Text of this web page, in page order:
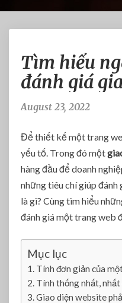
Tìm hiểu
đánh giá
August 23, 2022
Để thiết kế một trang
yếu tố. Trong đó một
hàng đầu để doanh
những tiêu chí giúp
là gì? Cùng tìm hiểu
đánh giá một trang web
Mục lục
Tính đơn giản của
Tính thống nhất,
Giao diện website